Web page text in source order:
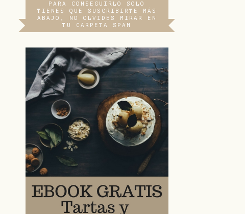
PARA CONSEGUIRLO SOLO
TIENES QUE SUSCRIBIRTE MÁS
ABAJO, NO OLVIDES MIRAR EN
TU CARPETA SPAM